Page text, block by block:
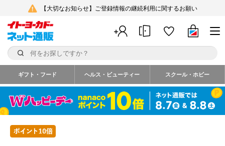
【大切なお知らせ】ご登録情報の継続利用に関するお願い
ギフト・フード ヘルス・ビューティー スクール・ホビー